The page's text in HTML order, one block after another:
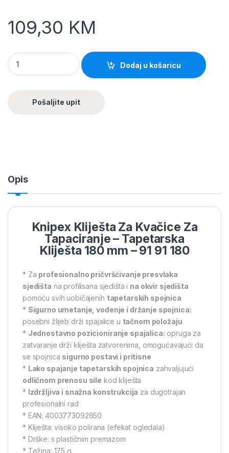
109,30 KM
Dodaj u košaricu
Opis
Knipex Kliješta Za Kvačice Za
Tapaciranje – Tapetarska
Kliješta 180 mm – 91 91 180
* Za profesionalno pričvršćivanje presvlaka
sjedišta na profilisana sjedišta i na okvir sjedišta
pomoću svih uobičajenih tapetarskih spojnica
* Sigurno umetanje, vođenje i držanje spojnica:
posebni žlijeb drži spajalice u tačnom položaju
* Jednostavno pozicioniranje spajalica: opruga za
zatvaranje drži kliješta zatvorenima, omogućavajući da
se spojnica sigurno postavi i pritisne
* Lako spajanje tapetarskih spojnica zahvaljujući
odličnom prenosu sile kod kliješta
* Izdržljiva i snažna konstrukcija za dugotrajan
profesionalni rad
* EAN: 4003773092650
* Kliješta: visoko polirana (efekat ogledala)
* Drške: s plastičnim premazom
* Težina: 175 g